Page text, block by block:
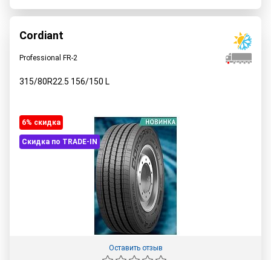
Cordiant
Professional FR-2
315/80R22.5 156/150 L
6% cкидка
Скидка по TRADE-IN
Оставить отзыв